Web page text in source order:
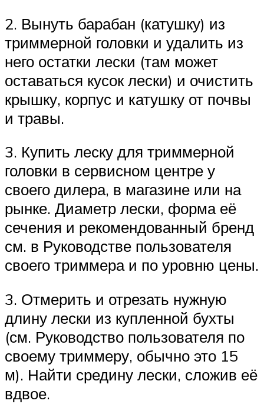
2. Вынуть барабан (катушку) из
триммерной головки и удалить из
него остатки лески (там может
оставаться кусок лески) и очистить
крышку, корпус и катушку от почвы
и травы.
3. Купить леску для триммерной
головки в сервисном центре у
своего дилера, в магазине или на
рынке. Диаметр лески, форма её
сечения и рекомендованный бренд
см. в Руководстве пользователя
своего триммера и по уровню цены.
3. Отмерить и отрезать нужную
длину лески из купленной бухты
(см. Руководство пользователя по
своему триммеру, обычно это 15
м). Найти средину лески, сложив её
вдвое.